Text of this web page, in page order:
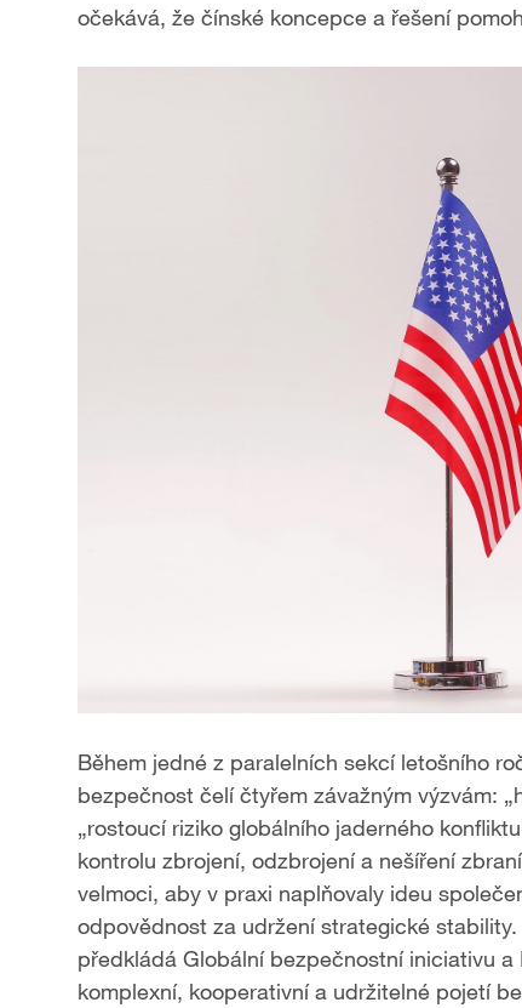
očekává, že čínské koncepce a řešení
Během jedné z paralelních sekcí letošního
bezpečnost čelí čtyřem závažným výzvám:
„rostoucí riziko globálního jaderného
kontrolu zbrojení, odzbrojení a nešíření
velmoci, aby v praxi naplňovaly ideu
odpovědnost za udržení strategické
předkládá Globální bezpečnostní iniciativu
komplexní, kooperativní a udržitelné pojetí